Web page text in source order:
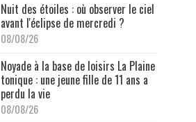
Nuit des étoiles : où observer le ciel
avant l'éclipse de mercredi ?
08/08/26
Noyade à la base de loisirs La Plaine
tonique : une jeune fille de 11 ans a
perdu la vie
08/08/26